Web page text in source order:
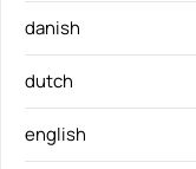
danish
dutch
english